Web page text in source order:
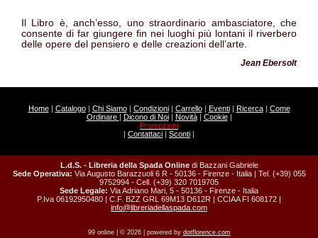
Il Libro è, anch’esso, uno straordinario ambasciatore, che
consente di far giungere fin nei luoghi più lontani il riverbero
delle opere del pensiero e delle creazioni dell’arte.
Jean Ebersolt
Home| Catalogo| Chi Siamo| Condizioni| Carrello| Eventi| Ricerca| Come
Ordinare | Dicono di Noi| Novità| Cookie|
Promozioni
| Contattaci | Sconti |
L.d.S. - Libreria della Spada Online di Bazzani Gabriele
Sede Operativa: Via Augusto Barazzuoli 6 R - 50136 - Firenze - Italia | Tel. (+39) 055
9752994 - Cell. (+39) 320 7019705
Sede Legale: Via Adriano Mari, 5 - 50136 - Firenze - Italia
P.Iva 06192950480 | C.F. BZZ GRL 69M13 D612R | CCIAA FI 608172 |
info@libreriadellaspada.com
99 online | © 2026 | powered by dotflorence.com